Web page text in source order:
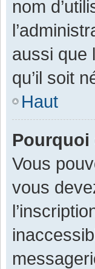
nom
aussi que
qu’il soit
Haut
Pourquoi
Vous
vous